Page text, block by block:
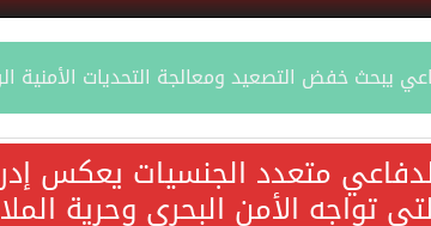
يبحث خفض التصعيد ومعالجة التحديات الأمنية
إسرائيل الأحادية في أراضي فلسطين باطلة
متعدد الجنسيات يعكس
تواجه الأمن البحري وحرية